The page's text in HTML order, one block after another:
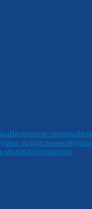
Видеорегистраторы
холодильники
обувиОтпугиватели